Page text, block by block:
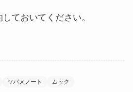
ておいてください。
ツバメノート ムック